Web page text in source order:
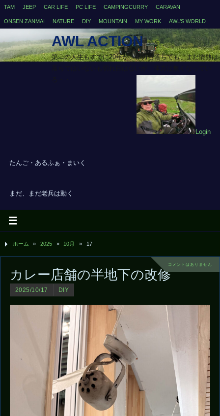
TAM JEEP CAR LIFE PC LIFE CAMPINGCURRY CARAVAN
ONSEN ZANMAI NATURE DIY MOUNTAIN MY WORK AWL’S WORLD
AWL ACTION
第二の人生もすでに20年が、体力も落ちても、まだ情熱は
Login
たんご・あるふぁ・まいく
まだ、まだ老兵は動く
ホーム » 2025 » 10月 » 17
コメントはありません
カレー店舗の半地下の改修
2025/10/17 DIY